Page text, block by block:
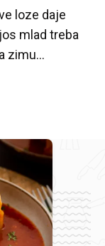
loze daje
mlad treba
zimu…